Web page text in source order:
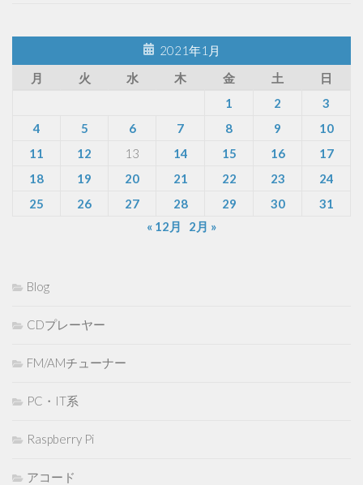
2021年1月
月
火 水 木 金 土
日
1
2
3
4
5 6 7 8 9
10
11
12 13 14 15 16
17
18
19 20 21 22 23
24
25
26 27 28 29 30
31
« 12月
2月 »
Blog
CDプレーヤー
FM/AMチューナー
PC・IT系
Raspberry Pi
アコード